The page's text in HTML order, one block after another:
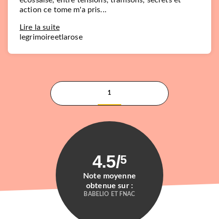
action ce tome m'a pris...
Lire la suite
legrimoireetlarose
1
4.5/5
Note moyenne
obtenue sur :
BABELIO ET FNAC